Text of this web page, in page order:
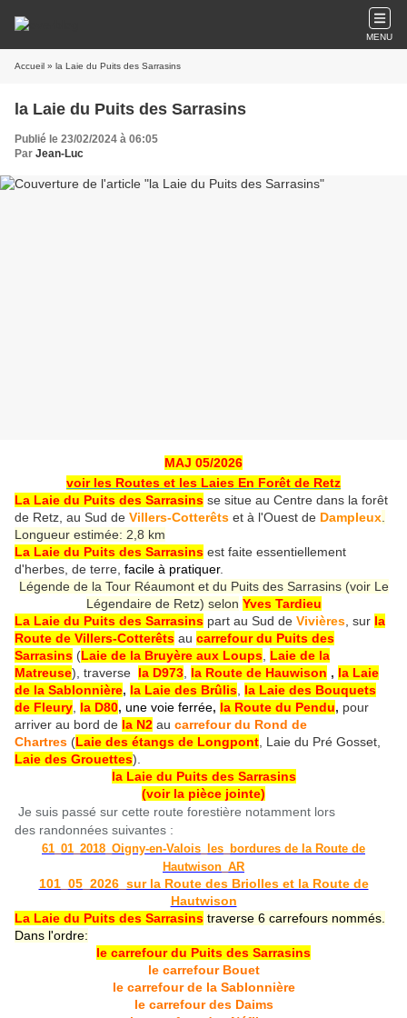
MENU
Accueil » la Laie du Puits des Sarrasins
la Laie du Puits des Sarrasins
Publié le 23/02/2024 à 06:05
Par Jean-Luc
MAJ 05/2026
voir les Routes et les Laies En Forêt de Retz
La Laie du Puits des Sarrasins se situe au Centre dans la forêt
de Retz, au Sud de Villers-Cotterêts et à l'Ouest de Dampleux
Longueur estimée: 2,8 km
La Laie du Puits des Sarrasins est faite essentiellement
d'herbes, de terre, facile à pratiquer.
Légende de la Tour Réaumont et du Puits des Sarrasins (voir Le
Légendaire de Retz) selon Yves Tardieu
La Laie du Puits des Sarrasins part au Sud de Vivières , sur la
Route de Villers-Cotterêts au carrefour du Puits des
Sarrasins (Laie de la Bruyère aux Loups Laie de la
Matreuse), traverse la D973 la Route de Hauwison , la Laie
de la Sablonnière, la Laie des Brûlis la Laie des Bouquets
de Fleury la D80, une voie ferrée, la Route du Pendu, pour
arriver au bord de la N2 au carrefour du Rond de
Chartres (Laie des étangs de Longpont , Laie du Pré Gosset,
Laie des Grouettes).
la Laie du Puits des Sarrasins
(voir la pièce jointe)
Je suis passé sur cette route forestière notamment lors
des randonnées suivantes :
61_01_2018_Oigny-en-Valois_les_bordures de la Route de
Hautwison_AR
101_05_2026_sur la Route des Briolles et la Route de
Hautwison
La Laie du Puits des Sarrasins traverse 6 carrefours nommés.
Dans l'ordre:
le carrefour du Puits des Sarrasins
le carrefour Bouet
le carrefour de la Sablonnière
le carrefour des Daims